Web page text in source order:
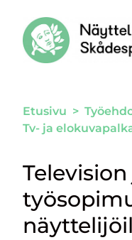
Siirry sivun sisältöön
Etusivu >
Tv- ja